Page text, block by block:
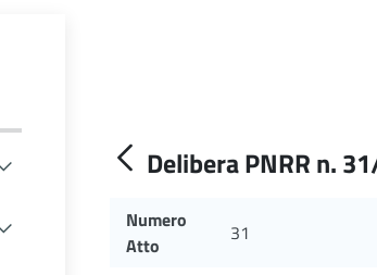
Delibera PNRR n.
Numero
Atto
31